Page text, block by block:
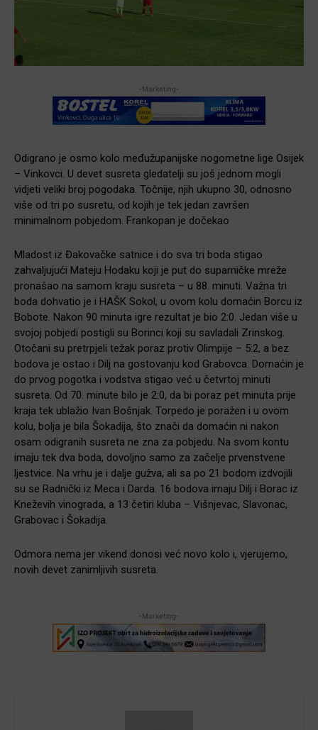
-Marketing-
Odigrano je osmo kolo međužupanijske nogometne lige Osijek
– Vinkovci. U devet susreta gledatelji su još jednom mogli
vidjeti veliki broj pogodaka. Točnije, njih ukupno 30, odnosno
više od tri po susretu, od kojih je tek jedan završen
minimalnom pobjedom. Frankopan je dočekao
Mladost iz Đakovačke satnice i do sva tri boda stigao
zahvaljujući Mateju Hodaku koji je put do suparničke mreže
pronašao na samom kraju susreta – u 88. minuti. Važna tri
boda dohvatio je i HAŠK Sokol, u ovom kolu domaćin Borcu iz
Bobote. Nakon 90 minuta igre rezultat je bio 2:0. Jedan više u
svojoj pobjedi postigli su Borinci koji su savladali Zrinskog.
Otočani su pretrpjeli težak poraz protiv Olimpije – 5:2, a bez
bodova je ostao i Dilj na gostovanju kod Grabovca. Domaćin je
do prvog pogotka i vodstva stigao već u četvrtoj minuti
susreta. Od 70. minute bilo je 2:0, da bi poraz pet minuta prije
kraja tek ublažio Ivan Bošnjak. Torpedo je poražen i u ovom
kolu, bolja je bila Šokadija, što znači da domaćin ni nakon
osam odigranih susreta ne zna za pobjedu. Na svom kontu
imaju tek dva boda, dovoljno samo za začelje prvenstvene
ljestvice. Na vrhu je i dalje gužva, ali sa po 21 bodom izdvojili
su se Radnički iz Meca i Darda. 16 bodova imaju Dilj i Borac iz
Kneževih vinograda, a 13 četiri kluba – Višnjevac, Slavonac,
Grabovac i Šokadija.
Odmora nema jer vikend donosi već novo kolo i, vjerujemo,
novih devet zanimljivih susreta.
-Marketing-